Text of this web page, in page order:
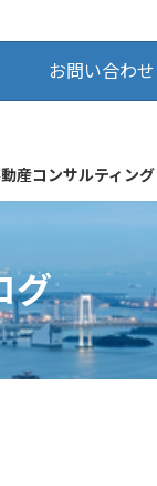
お問い合わせ
産コンサルティング
グ